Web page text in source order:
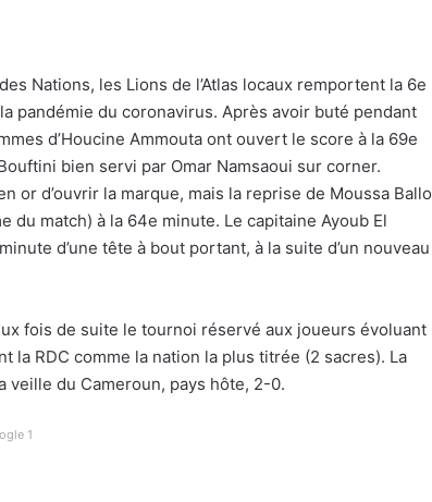
Nations, les Lions de l’Atlas locaux remportent la 6e
pandémie du coronavirus. Après avoir buté pendant
d’Houcine Ammouta ont ouvert le score à la 69e
bien servi par Omar Namsaoui sur corner.
or d’ouvrir la marque, mais la reprise de Moussa Ballo
du match) à la 64e minute. Le capitaine Ayoub El
d’une tête à bout portant, à la suite d’un nouveau
fois de suite le tournoi réservé aux joueurs évoluant
RDC comme la nation la plus titrée (2 sacres). La
veille du Cameroun, pays hôte, 2-0.
1